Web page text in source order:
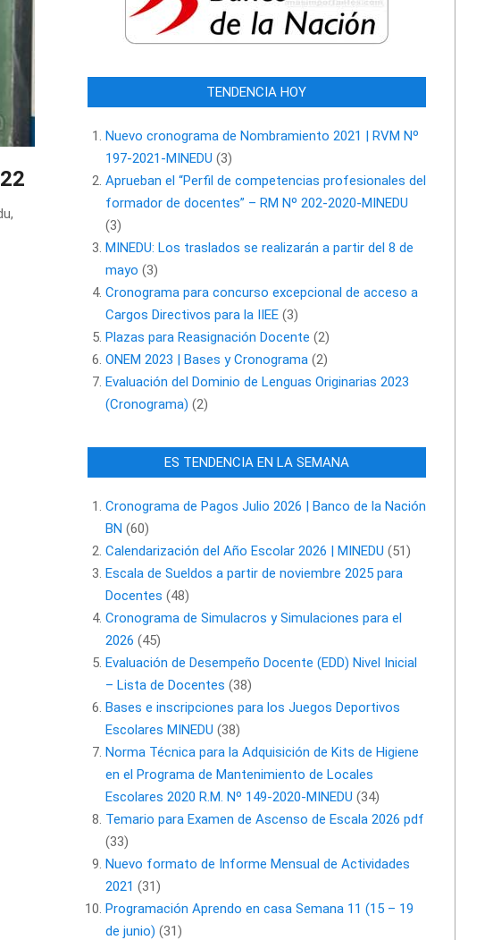
TENDENCIA HOY
Nuevo cronograma de Nombramiento 2021 | RVM Nº
197-2021-MINEDU (3)
Aprueban el “Perfil de competencias profesionales del
formador de docentes” – RM Nº 202-2020-MINEDU
(3)
MINEDU: Los traslados se realizarán a partir del 8 de
mayo (3)
Cronograma para concurso excepcional de acceso a
Cargos Directivos para la IIEE(3)
Plazas para Reasignación Docente (2)
ONEM 2023 | Bases y Cronograma(2)
Evaluación del Dominio de Lenguas Originarias 2023
(Cronograma) (2)
ES TENDENCIA EN LA SEMANA
Cronograma de Pagos Julio 2026 | Banco de la Nación
BN (60)
Calendarización del Año Escolar 2026 | MINEDU (51)
Escala de Sueldos a partir de noviembre 2025 para
Docentes (48)
Cronograma de Simulacros y Simulaciones para el
2026 (45)
Evaluación de Desempeño Docente (EDD) Nivel Inicial
– Lista de Docentes (38)
Bases e inscripciones para los Juegos Deportivos
Escolares MINEDU (38)
Norma Técnica para la Adquisición de Kits de Higiene
en el Programa de Mantenimiento de Locales
Escolares 2020 R.M. Nº 149-2020-MINEDU (34)
Temario para Examen de Ascenso de Escala 2026 pdf
(33)
Nuevo formato de Informe Mensual de Actividades
2021 (31)
Programación Aprendo en casa Semana 11 (15 – 19
de junio) (31)